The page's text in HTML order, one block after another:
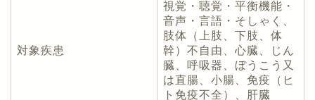
対象疾患
視覚・聴覚・平衡機能・
音声・言語・そしゃく、
肢体（上肢、下肢、体
幹）不自由、心臓、じん
臓、呼吸器、ぼうこう又
は直腸、小腸、免疫（ヒ
ト免疫不全）、肝臓